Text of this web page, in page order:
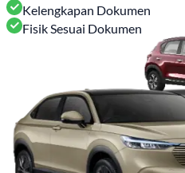
Kelengkapan Dokumen
Fisik Sesuai Dokumen